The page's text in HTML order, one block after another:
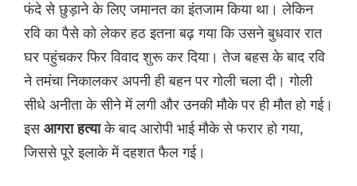
फंदे से छुड़ाने के लिए जमानत का इंतजाम किया था। लेकिन
रवि का पैसे को लेकर हठ इतना बढ़ गया कि उसने बुधवार रात
घर पहुंचकर फिर विवाद शुरू कर दिया। तेज बहस के बाद रवि
ने तमंचा निकालकर अपनी ही बहन पर गोली चला दी। गोली
सीधे अनीता के सीने में लगी और उनकी मौके पर ही मौत हो गई।
इस आगरा हत्याके बाद आरोपी भाई मौके से फरार हो गया,
जिससे पूरे इलाके में दहशत फैल गई।